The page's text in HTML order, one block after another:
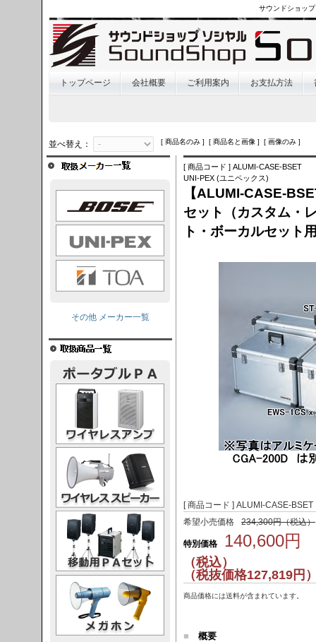
サウンドショッ
トップページ 会社概要 ご利用案内 お支払方法
並べ替え： [ 商品名のみ ] [ 商品名と画像 ] [ 画像のみ ]
[ 商品コード ] ALUMI-CASE-BSET
UNI-PEX (ユニペックス)
【ALUMI-CASE-
セット（カスタム・
ト・ボーカルセット
[ 商品コード ] ALUMI-CASE-BSET
希望小売価格
234,300円（税込）
特別価格 140,600円
（税込）
（税抜価格127,819円
商品価格には送料が含まれています。
■ 概要
その他 メーカー一覧